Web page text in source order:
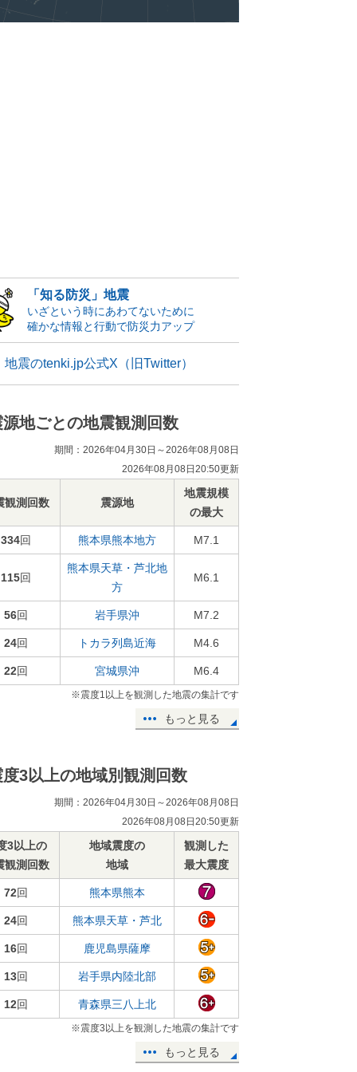
「知る防災」地震
いざという時にあわてないために
確かな情報と行動で防災力アップ
地震のtenki.jp公式X（旧Twitter）
源地ごとの地震観測回数
期間：2026年04月30日～2026年08月08日
2026年08月08日20:50更新
観測回数 震源地
地震規模
の最大
334回 熊本県熊本地方 M7.1
115回
熊本県天草・芦北地
方
M6.1
56回 岩手県沖 M7.2
24回 トカラ列島近海 M4.6
22回 宮城県沖 M6.4
※震度1以上を観測した地震の集計です
もっと見る
度3以上の地域別観測回数
期間：2026年04月30日～2026年08月08日
2026年08月08日20:50更新
3以上の
観測回数
地域震度の
地域
観測した
最大震度
72回 熊本県熊本
24回 熊本県天草・芦北
16回 鹿児島県薩摩
13回 岩手県内陸北部
12回 青森県三八上北
※震度3以上を観測した地震の集計です
もっと見る